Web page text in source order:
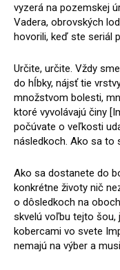
vyzerá na pozemskej
Vadera, obrovských
hovorili, keď ste seriál
Určite, určite. Vždy
do hĺbky, nájsť tie
množstvom bolesti,
ktoré vyvolávajú činy
počúvate o veľkosti
následkoch. Ako sa to
Ako sa dostanete do
konkrétne životy nič
o dôsledkoch na
skvelú voľbu tejto šou,
kobercami vo svete
nemajú na výber a